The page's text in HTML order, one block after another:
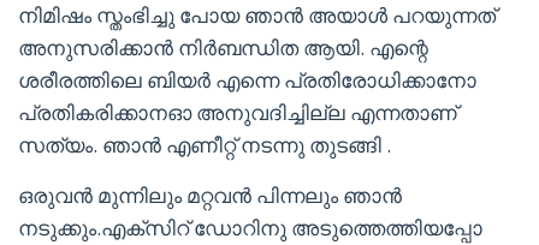
നിമിഷം സ്തംഭിച്ചു പോയ ഞാൻ അയാൾ പറയുന്നത്
അനുസരിക്കാൻ നിർബന്ധിത ആയി. എന്റെ
ശരീരത്തിലെ ബിയർ എന്നെ പ്രതിരോധിക്കാനോ
പ്രതികരിക്കാനഓ അനുവദിച്ചില്ല എന്നതാണ്
സത്യം. ഞാൻ എണീറ്റ് നടന്നു തുടങ്ങി .
ഒരുവൻ മുന്നിലും മറ്റവൻ പിന്നലും ഞാൻ
നടുക്കും.എക്സിറ് ഡോറിനു അടുത്തെത്തിയപ്പോ